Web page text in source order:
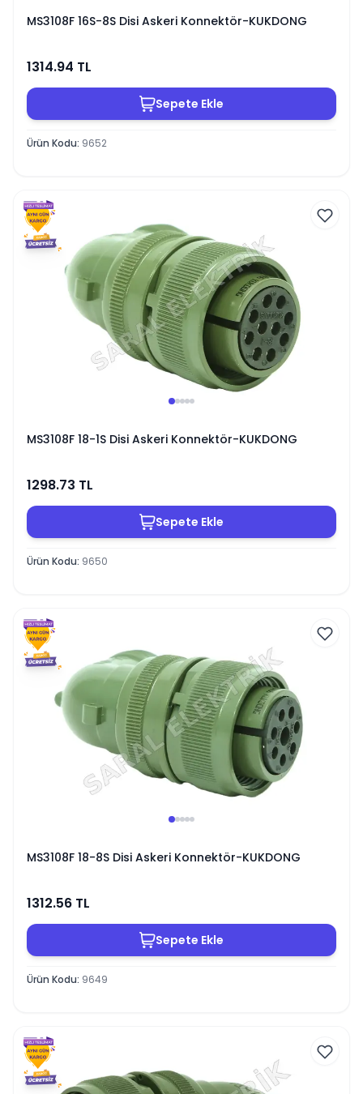
MS3108F 16S-8S Disi Askeri Konnektör-KUKDONG
1314.94 TL
Sepete Ekle
Ürün Kodu: 9652
MS3108F 18-1S Disi Askeri Konnektör-KUKDONG
1298.73 TL
Sepete Ekle
Ürün Kodu: 9650
MS3108F 18-8S Disi Askeri Konnektör-KUKDONG
1312.56 TL
Sepete Ekle
Ürün Kodu: 9649